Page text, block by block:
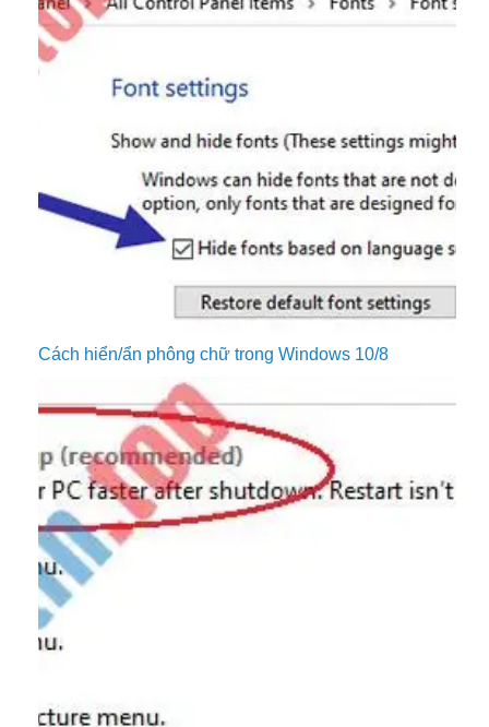
Cách hiển/ẩn phông chữ trong Windows 10/8